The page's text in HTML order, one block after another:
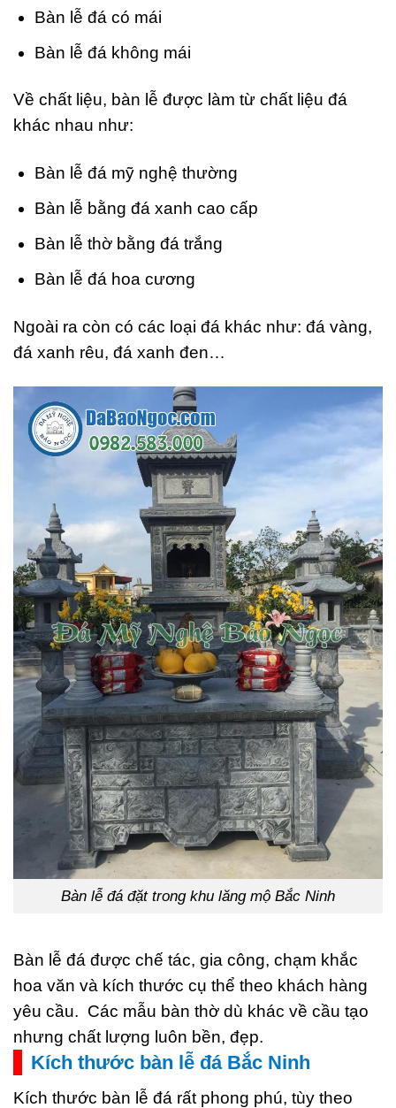
Bàn lễ đá có mái
Bàn lễ đá không mái
Về chất liệu, bàn lễ được làm từ chất liệu đá
khác nhau như:
Bàn lễ đá mỹ nghệ thường
Bàn lễ bằng đá xanh cao cấp
Bàn lễ thờ bằng đá trắng
Bàn lễ đá hoa cương
Ngoài ra còn có các loại đá khác như: đá vàng,
đá xanh rêu, đá xanh đen…
Bàn lễ đá đặt trong khu lăng mộ Bắc Ninh
Bàn lễ đá được chế tác, gia công, chạm khắc
hoa văn và kích thước cụ thể theo khách hàng
yêu cầu. Các mẫu bàn thờ dù khác về cầu tạo
nhưng chất lượng luôn bền, đẹp.
Kích thước bàn lễ đá Bắc Ninh
Kích thước bàn lễ đá rất phong phú, tùy theo